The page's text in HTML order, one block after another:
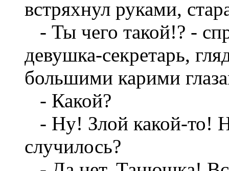
встряхнул руками,
- Ты чего такой!? -
девушка-секретарь,
большими карими
- Какой?
- Ну! Злой какой-то!
случилось?